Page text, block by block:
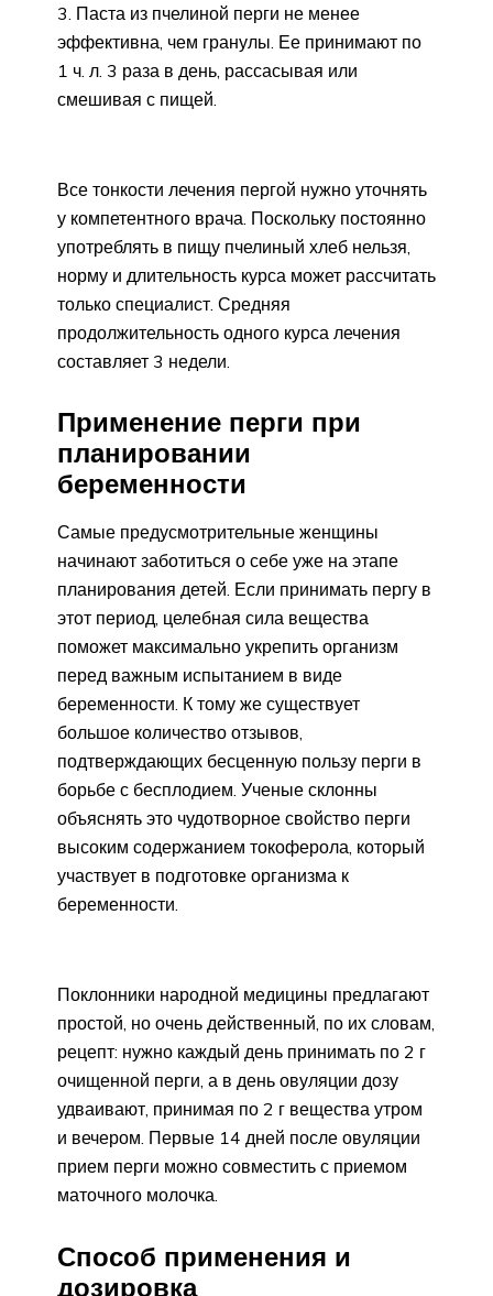
Паста из пчелиной перги не менее
эффективна, чем гранулы. Ее принимают по
1 ч. л. 3 раза в день, рассасывая или
смешивая с пищей.
Все тонкости лечения пергой нужно уточнять
у компетентного врача. Поскольку постоянно
употреблять в пищу пчелиный хлеб нельзя,
норму и длительность курса может рассчитать
только специалист. Средняя
продолжительность одного курса лечения
составляет 3 недели.
Применение перги при
планировании
беременности
Самые предусмотрительные женщины
начинают заботиться о себе уже на этапе
планирования детей. Если принимать пергу в
этот период, целебная сила вещества
поможет максимально укрепить организм
перед важным испытанием в виде
беременности. К тому же существует
большое количество отзывов,
подтверждающих бесценную пользу перги в
борьбе с бесплодием. Ученые склонны
объяснять это чудотворное свойство перги
высоким содержанием токоферола, который
участвует в подготовке организма к
беременности.
Поклонники народной медицины предлагают
простой, но очень действенный, по их словам,
рецепт: нужно каждый день принимать по 2 г
очищенной перги, а в день овуляции дозу
удваивают, принимая по 2 г вещества утром
и вечером. Первые 14 дней после овуляции
прием перги можно совместить с приемом
маточного молочка.
Способ применения и
дозировка